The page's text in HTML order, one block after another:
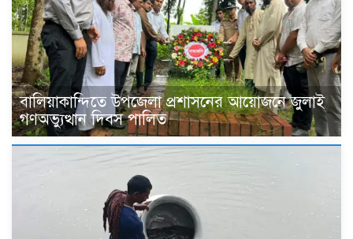
বালিয়াকান্দিতে উপজেলা প্রশাসনের আয়োজনে জুলাই
গণঅভ্যুত্থান দিবস পালিত